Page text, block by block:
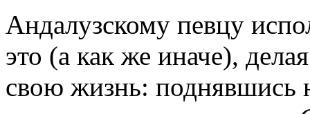
Андалузскому певцу
это (а как же иначе),
свою жизнь: поднявшись